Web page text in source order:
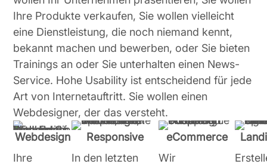
Ihre Produkte verkaufen, Sie wollen vielleicht
eine Dienstleistung, die noch niemand kennt,
bekannt machen und bewerben, oder Sie bieten
Trainings an oder Sie unterhalten einen News-
Service. Hohe Usability ist entscheidend für jede
Art von Internetauftritt. Sie wollen einen
Webdesigner, der das versteht.
Webdesign
Ihre
Responsive
In den letzten
eCommerce
Wir